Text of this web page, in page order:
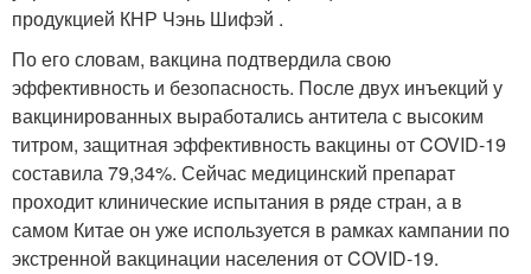
продукцией КНР Чэнь Шифэй .
По его словам, вакцина подтвердила свою
эффективность и безопасность. После двух инъекций у
вакцинированных выработались антитела с высоким
титром, защитная эффективность вакцины от COVID-19
составила 79,34%. Сейчас медицинский препарат
проходит клинические испытания в ряде стран, а в
самом Китае он уже используется в рамках кампании по
экстренной вакцинации населения от COVID-19.